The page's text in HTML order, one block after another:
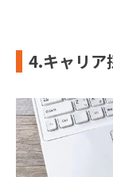
4.キャリア